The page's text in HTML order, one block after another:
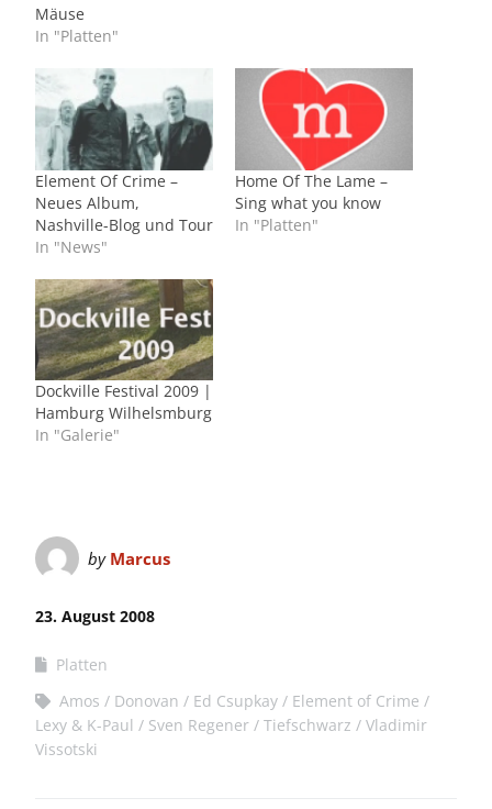
Mäuse
In "Platten"
Element Of Crime –
Neues Album,
Nashville-Blog und Tour
In "News"
Home Of The Lame –
Sing what you know
In "Platten"
Dockville Festival 2009 |
Hamburg Wilhelsmburg
In "Galerie"
by Marcus
23. August 2008
Platten
Amos
Donovan Ed Csupkay
Element of Crime
Lexy & K-Paul
Sven Regener Tiefschwarz
Vladimir
Vissotski